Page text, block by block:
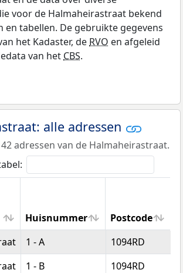
voor de Halmaheirastraat bekend
en tabellen. De gebruikte gegevens
het Kadaster, deRVO en afgeleid
van hetCBS.
alle adressen
adressen van de Halmaheirastraat.
Huisnummer Postcode
Huisnummer Postcode
1 - A 1094RD
1 - B 1094RD